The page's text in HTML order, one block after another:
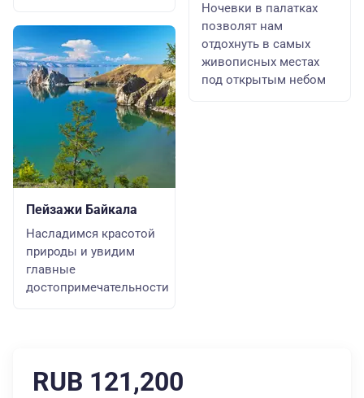
Пейзажи Байкала
Насладимся красотой
природы и увидим
главные
достопримечательности
Ночевки в палатках
позволят нам
отдохнуть в самых
живописных местах
под открытым небом
RUB 121,200